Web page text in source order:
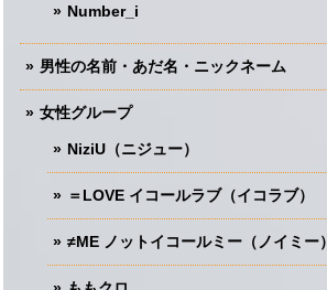
Number_i
男性の名前・あだ名・ニックネーム
女性グループ
NiziU（ニジュー）
＝LOVE イコールラブ（イコラブ）
≠ME ノットイコールミー（ノイミー）